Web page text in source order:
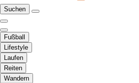
Suchen
Fußball
Lifestyle
Laufen
Reiten
Wandern